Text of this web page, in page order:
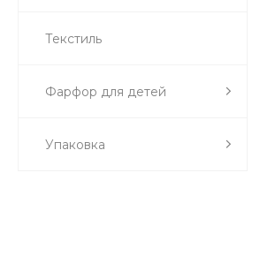
Текстиль
Фарфор для детей
Упаковка